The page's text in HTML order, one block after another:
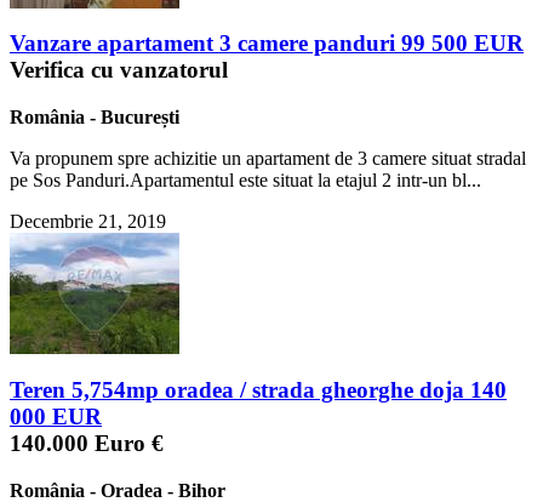
Vanzare apartament 3 camere panduri 99 500 EUR
Verifica cu vanzatorul
România - București
Va propunem spre achizitie un apartament de 3 camere situat stradal
pe Sos Panduri.Apartamentul este situat la etajul 2 intr-un bl...
Decembrie 21, 2019
Teren 5,754mp oradea / strada gheorghe doja 140
000 EUR
140.000 Euro €
România - Oradea - Bihor